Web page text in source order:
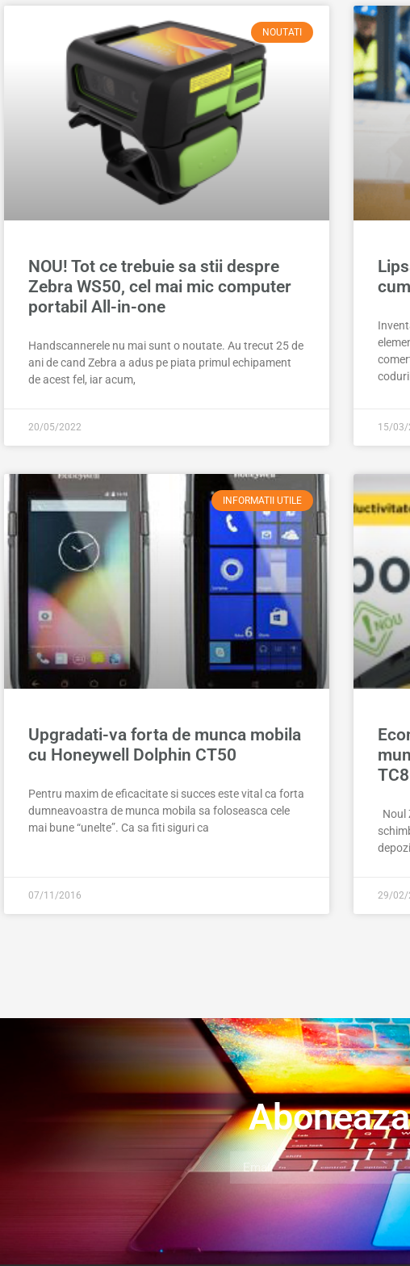
NOUTATI
NOU! Tot ce trebuie sa stii despre
Zebra WS50, cel mai mic computer
portabil All-in-one
Handscannerele nu mai sunt o noutate. Au trecut 25 de
ani de cand Zebra a adus pe piata primul echipament
de acest fel, iar acum,
20/05/2022 15/03/
INFORMATII UTILE
Upgradati-va forta de munca mobila
cu Honeywell Dolphin CT50
Pentru maxim de eficacitate si succes este vital ca forta
dumneavoastra de munca mobila sa foloseasca cele
mai bune “unelte”. Ca sa fiti siguri ca
07/11/2016
Noul
29/02/